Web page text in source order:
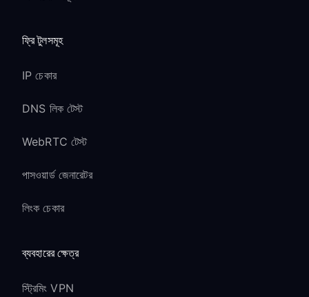
ফ্রি টুলসমূহ
IP চেকার
DNS লিক টেস্ট
WebRTC টেস্ট
পাসওয়ার্ড জেনারেটর
লিংক চেকার
ব্যবহারের ক্ষেত্র
স্ট্রিমিং VPN